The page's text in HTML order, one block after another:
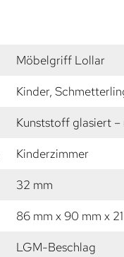
Möbelgriff Lollar
Kinder,
Kunststoff glasiert –
Kinderzimmer
32 mm
86 mm x 90 mm x
LGM-Beschlag